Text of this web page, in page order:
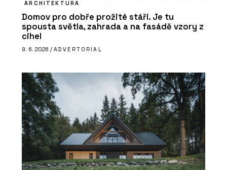
ARCHITEKTURA
Domov pro dobře prožité stáří. Je tu
spousta světla, zahrada a na fasádě vzory z
cihel
9. 6. 2026 / ADVERTORIAL